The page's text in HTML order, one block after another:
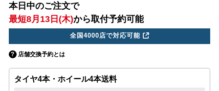
本日中のご注文で
最短8月13日(木)から取付予約可能
全国4000店で対応可能
店舗交換予約とは
タイヤ4本・ホイール4本送料